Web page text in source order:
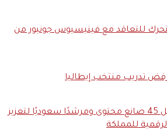
للتعاقد مع فينيسيوس جونيور من
تدريب منتخب إيطاليا
مؤمن الجندي يؤهل 45 صانع محتوى ومرشدًا سعوديًا لتعزيز
للمملكة